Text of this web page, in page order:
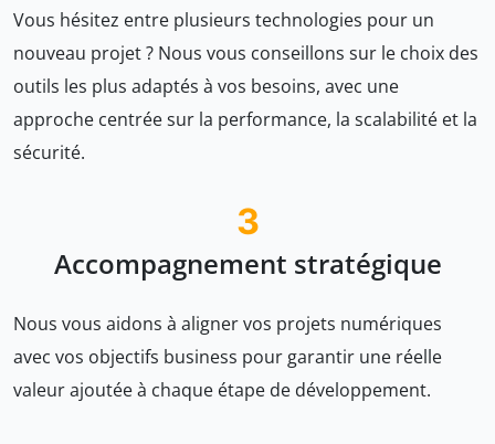
Vous hésitez entre plusieurs technologies pour un
nouveau projet ? Nous vous conseillons sur le choix des
outils les plus adaptés à vos besoins, avec une
approche centrée sur la performance, la scalabilité et la
sécurité.
3
Accompagnement stratégique
Nous vous aidons à aligner vos projets numériques
avec vos objectifs business pour garantir une réelle
valeur ajoutée à chaque étape de développement.